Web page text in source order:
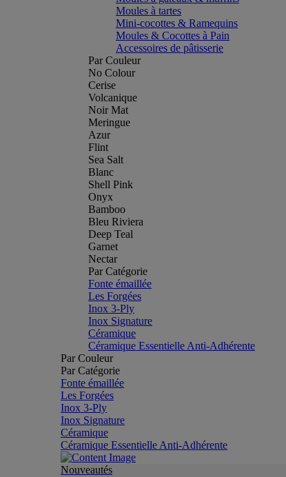
Moules à tartes
Mini-cocottes & Ramequins
Moules & Cocottes à Pain
Accessoires de pâtisserie
Par Couleur
No Colour
Cerise
Volcanique
Noir Mat
Meringue
Azur
Flint
Sea Salt
Blanc
Shell Pink
Onyx
Bamboo
Bleu Riviera
Deep Teal
Garnet
Nectar
Par Catégorie
Fonte émaillée
Les Forgées
Inox 3-Ply
Inox Signature
Céramique
Céramique Essentielle Anti-Adhérente
Par Couleur
Par Catégorie
Fonte émaillée
Les Forgées
Inox 3-Ply
Inox Signature
Céramique
Céramique Essentielle Anti-Adhérente
Nouveautés